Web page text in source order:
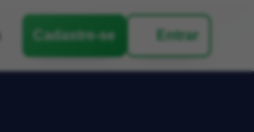
Cadastre-se Entrar